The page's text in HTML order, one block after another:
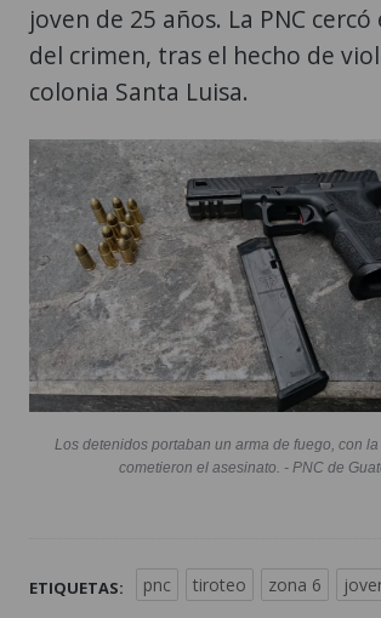
joven de 25 años. La PNC
del crimen, tras el hecho de
colonia Santa Luisa.
Los detenidos portaban un arma de fuego, con
cometieron el asesinato. - PNC de
ETIQUETAS: pnc tiroteo zona 6